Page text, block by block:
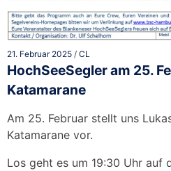
21. Februar 2025 / CL
HochSeeSegler am 25.
Katamarane
Am 25. Februar stellt uns
Katamarane vor.
Los geht es um 19:30 Uhr auf